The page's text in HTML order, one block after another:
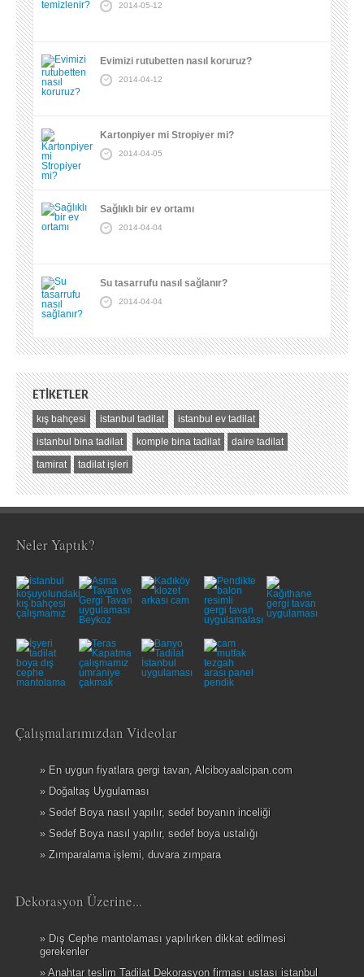
2014-05-12
Evimizi rutubetten nasıl koruruz?
2014-04-12
Kartonpiyer mi Stropiyer mi?
2014-04-05
Sağlıklı bir ev ortamı
2014-04-04
Su tasarrufu nasıl sağlanır?
2014-04-04
ETIKETLER
kış bahçesi istanbul tadilat
istanbul ev tadilat
istanbul bina tadilat
komple bina tadilat
daire tadilat
tamirat
tadilat işleri
Neler Yaptık?
Çalışmalarımızdan Videolar
» En uygun fiyatlara gergi tavan, Alciboyaalcipan.com
» Doğaltaş Uygulaması
» Sedef Boya nasıl yapılır, sedef boyanın inceliği
» Sedef Boya nasıl yapılır, sedef boya ustalığı
» Zımparalama işlemi, duvara zımpara
Dekorasyon Üzerine...
» Dış Cephe mantolaması yapılırken dikkat edilmesi
gerekenler
» Anahtar teslim Tadilat Dekorasyon firması ustası istanbul